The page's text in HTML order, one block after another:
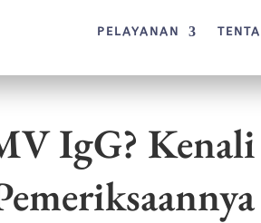
PELAYANAN
IgG?